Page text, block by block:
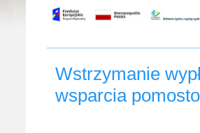
Wstrzymanie
wsparcia